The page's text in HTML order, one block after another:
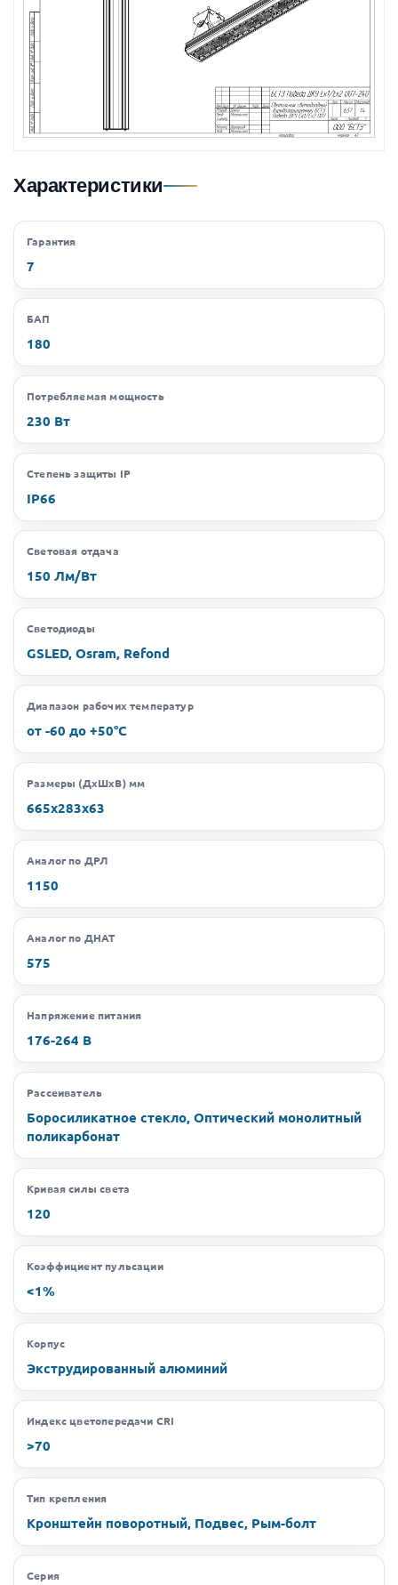
Характеристики
Гарантия
7
БАП
180
Потребляемая мощность
230 Вт
Степень защиты IP
IP66
Световая отдача
150 Лм/Вт
Светодиоды
GSLED, Osram, Refond
Диапазон рабочих температур
от -60 до +50°C
Размеры (ДхШхВ) мм
665х283х63
Аналог по ДРЛ
1150
Аналог по ДНАТ
575
Напряжение питания
176-264 В
Рассеиватель
Боросиликатное стекло, Оптический монолитный
поликарбонат
Кривая силы света
120
Коэффициент пульсации
<1%
Корпус
Экструдированный алюминий
Индекс цветопередачи CRI
>70
Тип крепления
Кронштейн поворотный, Подвес, Рым-болт
Серия